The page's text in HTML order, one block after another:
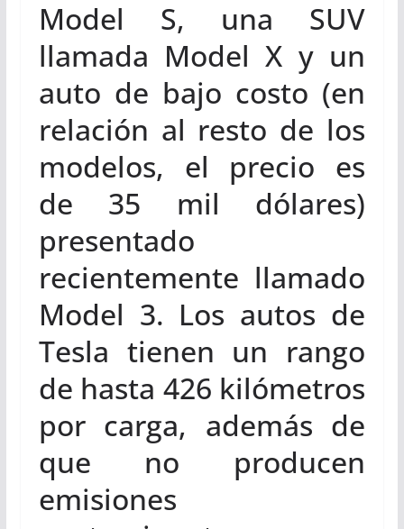
Model S, una SUV
llamada Model X y un
auto de bajo costo (en
relación al resto de los
modelos, el precio es
de 35 mil dólares)
presentado
recientemente llamado
Model 3. Los autos de
Tesla tienen un rango
de hasta 426 kilómetros
por carga, además de
que no producen
emisiones